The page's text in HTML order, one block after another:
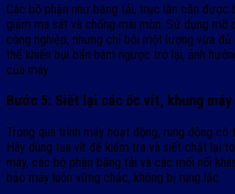
Các bộ phận như băng tải, trục lăn cần được
giảm ma sát và chống mài mòn. Sử dụng mỡ
công nghiệp, nhưng chỉ bôi một lượng vừa
thể khiến bụi bẩn bám ngược trở lại, ảnh
của máy.
Bước 5: Siết lại các ốc vít, khung máy
Trong quá trình máy hoạt động, rung động
Hãy dùng tua vít để kiểm tra và siết chặt lại
máy, các bộ phận băng tải và các mối nối
bảo máy luôn vững chắc, không bị rung lắc.